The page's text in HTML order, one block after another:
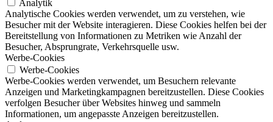
Analytik
Analytische Cookies werden verwendet, um zu verstehen, wie
Besucher mit der Website interagieren. Diese Cookies helfen bei der
Bereitstellung von Informationen zu Metriken wie Anzahl der
Besucher, Absprungrate, Verkehrsquelle usw.
Werbe-Cookies
Werbe-Cookies
Werbe-Cookies werden verwendet, um Besuchern relevante
Anzeigen und Marketingkampagnen bereitzustellen. Diese Cookies
verfolgen Besucher über Websites hinweg und sammeln
Informationen, um angepasste Anzeigen bereitzustellen.